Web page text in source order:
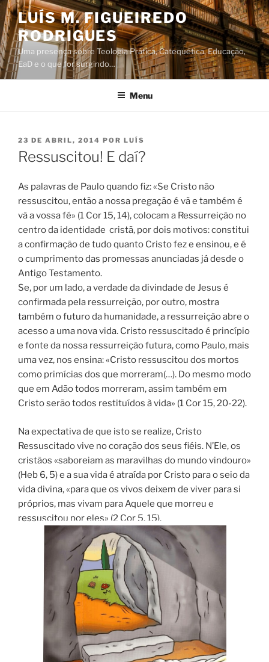
Saltar
para
o
conteúdo
LUÍS M. FIGUEIREDO
RODRIGUES
Uma presença sobre Teologia Prática, Catequética, Educação,
EaD e o que for surgindo…
Menu
PUBLICADO
EM
23 DE ABRIL, 2014 POR LUÍS
Ressuscitou! E daí?
As palavras de Paulo quando fiz: «Se Cristo não
ressuscitou, então a nossa pregação é vã e também é
vã a vossa fé» (1 Cor 15, 14), colocam a Ressurreição no
centro da identidade cristã, por dois motivos: constitui
a confirmação de tudo quanto Cristo fez e ensinou, e é
o cumprimento das promessas anunciadas já desde o
Antigo Testamento.
Se, por um lado, a verdade dadivindade de Jesus é
confirmada pela ressurreição, por outro, mostra
também o futuro da humanidade, a ressurreição abre o
acesso a uma nova vida. Cristo ressuscitado é princípio
e fonte da nossa ressurreição futura, como Paulo, mais
uma vez, nos ensina:«Cristo ressuscitou dos mortos
como primícias dos que morreram(…). Do mesmo modo
que em Adão todos morreram, assim também em
Cristo serão todos restituídos à vida» (1 Cor15, 20-22).
Na expectativa de que isto se realize, Cristo
Ressuscitado vive no coração dos seus fiéis. N’Ele, os
cristãos «saboreiam as maravilhas do mundo vindouro»
(Heb 6, 5)e a sua vida é atraída por Cristo para o seio da
vida divina, «para que os vivos deixem de viver para si
próprios, mas vivam para Aquele que morreu e
ressuscitou por eles» (2 Cor 5, 15).